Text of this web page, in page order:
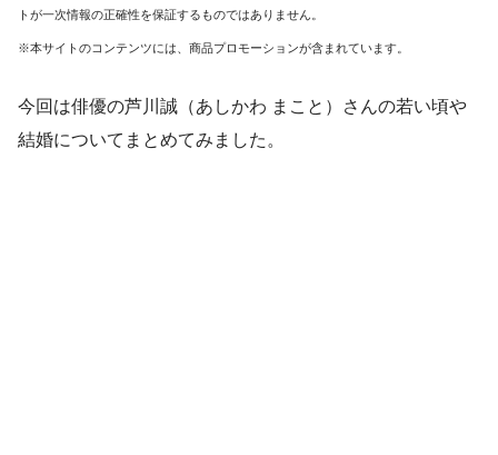
トが一次情報の正確性を保証するものではありません。
※本サイトのコンテンツには、商品プロモーションが含まれています。
今回は俳優の芦川誠（あしかわ まこと）さんの若い頃や
結婚についてまとめてみました。